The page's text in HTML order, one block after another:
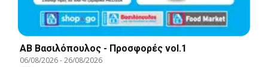
ΑΒ Βασιλόπουλος - Προσφορές vol.1
06/08/2026-26/08/2026